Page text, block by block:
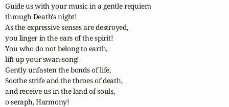
Guide us with your music in a gentle requiem
through Death's night!
As the expressive senses are destroyed,
you linger in the ears of the spirit!
You who do not belong to earth,
lift up your swan-song!
Gently unfasten the bonds of life,
Soothe strife and the throes of death,
and receive us in the land of souls,
o seraph, Harmony!